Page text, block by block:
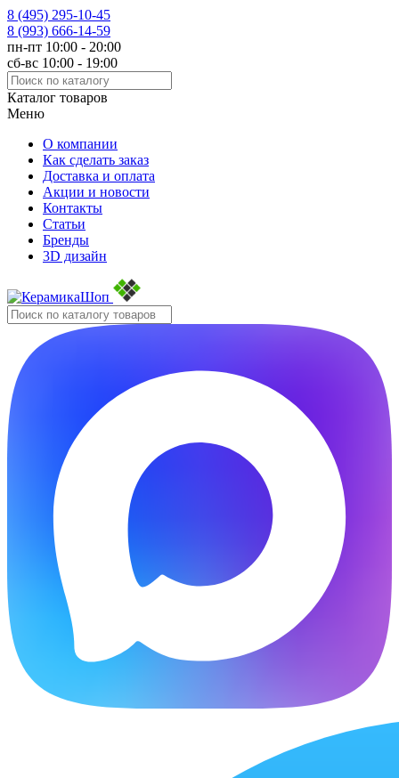
8 (495) 295-10-45
8 (993) 666-14-59
пн-пт 10:00 - 20:00
сб-вс 10:00 - 19:00
Каталог товаров
Меню
О компании
Как сделать заказ
Доставка и оплата
Акции и новости
Контакты
Статьи
Бренды
3D дизайн